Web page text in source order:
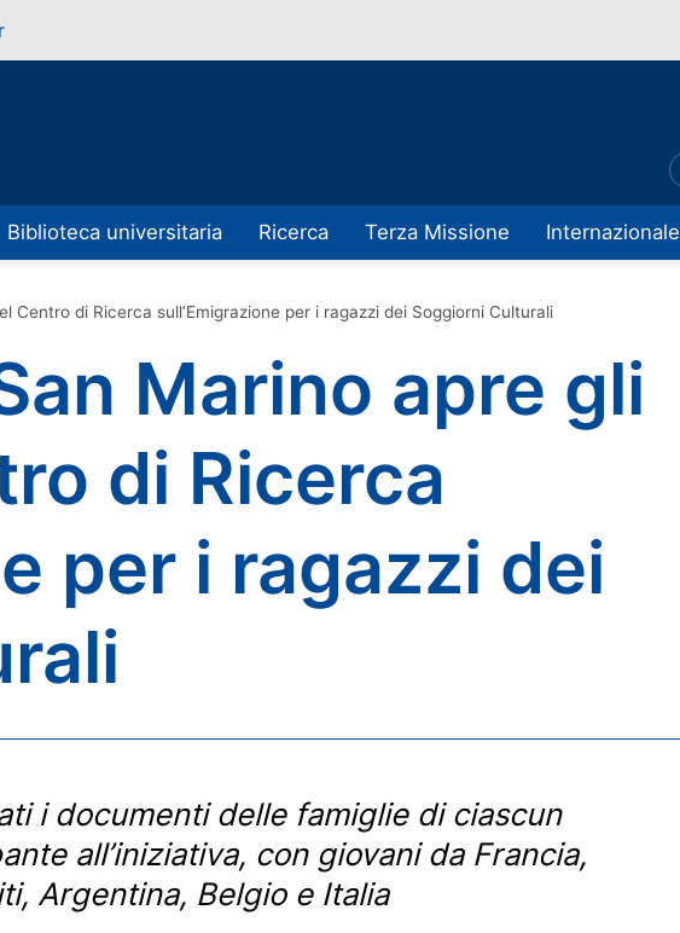
Biblioteca universitaria Ricerca Terza Missione Internazionale
Centro di Ricerca sull’Emigrazione per i ragazzi dei Soggiorni Culturali
Marino apre gli
di Ricerca
per i ragazzi dei
i documenti delle famiglie di ciascun
all’iniziativa, con giovani da Francia,
Argentina, Belgio e Italia